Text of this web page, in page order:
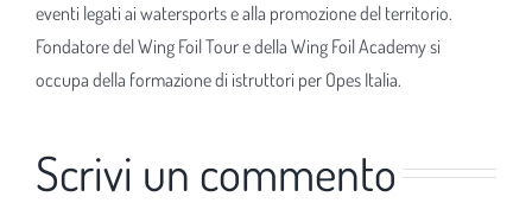
eventi legati ai watersports e alla promozione del territorio.
Fondatore del Wing Foil Tour e della Wing Foil Academy si
occupa della formazione di istruttori per Opes Italia.
Scrivi un commento